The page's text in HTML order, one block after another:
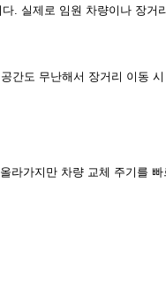
. 실제로 임원 차량이나 장거
간도 무난해서 장거리 이동 시
라가지만 차량 교체 주기를 빠